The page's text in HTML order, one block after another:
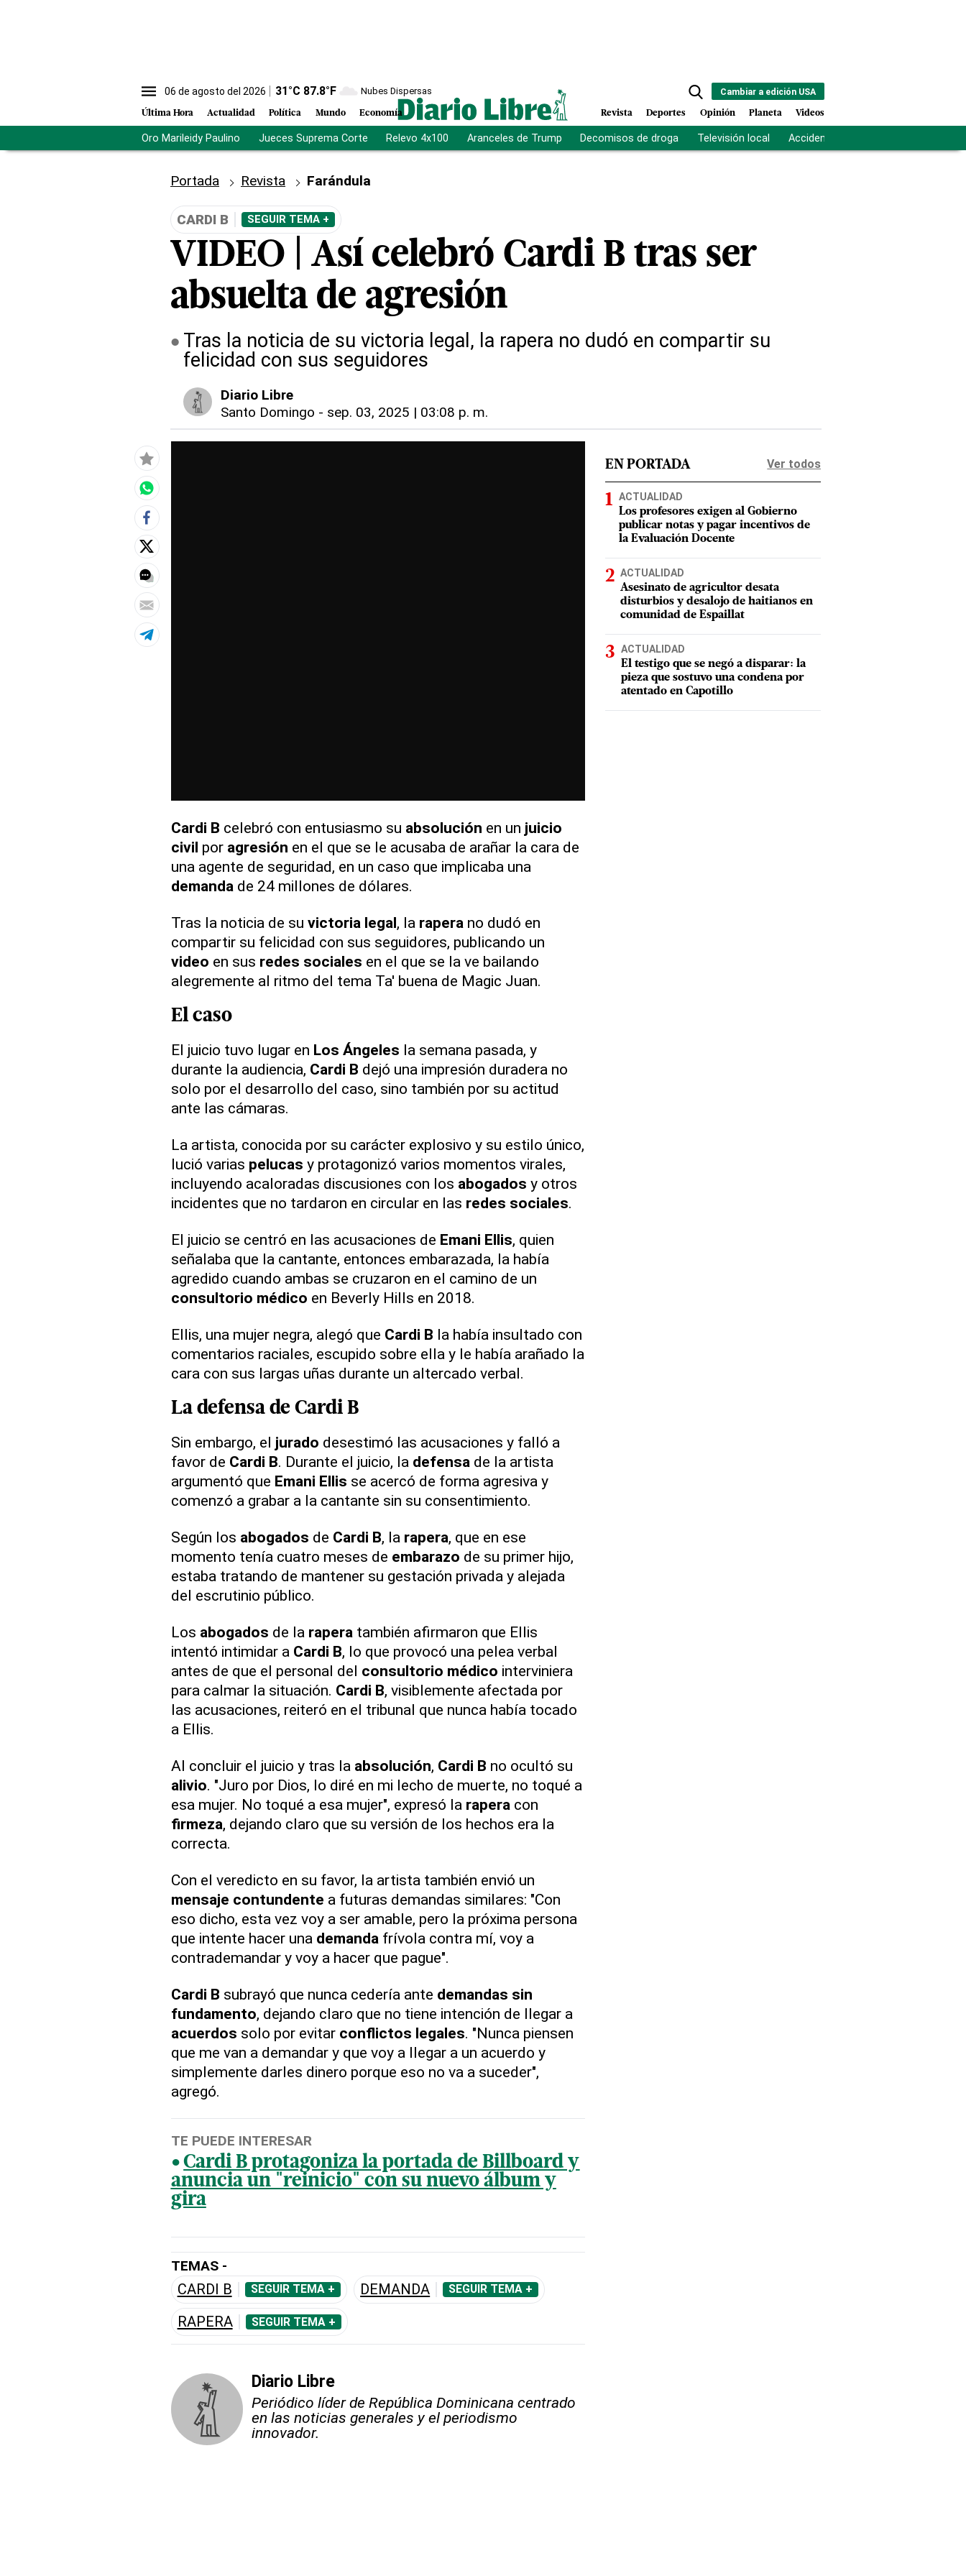
06 de agosto del 2026 31 °C 87.8°F Nubes Dispersas
Última Hora Actualidad Política Mundo Economía
Cambiar a edición USA
Revista Deportes Opinión Planeta Videos
Oro Marileidy Paulino Jueces Suprema Corte Relevo 4x100 Aranceles de Trump Decomisos de droga Televisión local Accidente Los Ríos
Portada Revista Farándula
CARDI B SEGUIR TEMA +
VIDEO | Así celebró Cardi B tras ser
absuelta de agresión
Tras la noticia de su victoria legal, la rapera no dudó en compartir su
felicidad con sus seguidores
Diario Libre
Santo Domingo - sep. 03, 2025 | 03:08 p. m.
Cardi B celebró con entusiasmo su absolución en un juicio
civil por agresión en el que se le acusaba de arañar la cara de
una agente de seguridad, en un caso que implicaba una
demandade 24 millones de dólares.
Tras la noticia de su victoria legal, la raperano dudó en
compartir su felicidad con sus seguidores, publicando un
video en sus redes sociales en el que se la ve bailando
alegremente al ritmo del tema Ta' buena de Magic Juan.
El caso
El juicio tuvo lugar en Los Ángeles la semana pasada, y
durante la audiencia, Cardi B dejó una impresión duradera no
solo por el desarrollo del caso, sino también por su actitud
ante las cámaras.
La artista, conocida por su carácter explosivo y su estilo único,
lució varias pelucas y protagonizó varios momentos virales,
incluyendo acaloradas discusiones con los abogados y otros
incidentes que no tardaron en circular en las redes sociales.
El juicio se centró en las acusaciones de Emani Ellis, quien
señalaba que la cantante, entonces embarazada, la había
agredido cuando ambas se cruzaron en el camino de un
consultorio médico en Beverly Hills en 2018.
Ellis, una mujer negra, alegó que Cardi B la había insultado con
comentarios raciales, escupido sobre ella y le había arañado la
cara con sus largas uñas durante un altercado verbal.
La defensade Cardi B
Sin embargo, el jurado desestimó las acusaciones y falló a
favor de Cardi B. Durante el juicio, la defensade la artista
argumentó que Emani Ellis se acercó de forma agresiva y
comenzó a grabar a la cantante sin su consentimiento.
Según los abogados de Cardi B, la rapera, que en ese
momento tenía cuatro meses de embarazo de su primer hijo,
estaba tratando de mantener su gestación privada y alejada
del escrutinio público.
Los abogados de la raperatambién afirmaron que Ellis
intentó intimidar a Cardi B, lo que provocó una pelea verbal
antes de que el personal del consultorio médico interviniera
para calmar la situación. Cardi B, visiblemente afectada por
las acusaciones, reiteró en el tribunal que nunca había tocado
a Ellis.
Al concluir el juicio y tras la absolución, Cardi B no ocultó su
alivio. "Juro por Dios, lo diré en mi lecho de muerte, no toqué a
esa mujer. No toqué a esa mujer", expresó la raperacon
firmeza, dejando claro que su versión de los hechos era la
correcta.
Con el veredicto en su favor, la artista también envió un
mensaje contundente a futuras demandas similares: "Con
eso dicho, esta vez voy a ser amable, pero la próxima persona
que intente hacer una demandafrívola contra mí, voy a
contrademandar y voy a hacer que pague".
Cardi B subrayó que nunca cedería ante demandas sin
fundamento, dejando claro que no tiene intención de llegar a
acuerdos solo por evitar conflictos legales. "Nunca piensen
que me van a demandar y que voy a llegar a un acuerdo y
simplemente darles dinero porque eso no va a suceder",
agregó.
TE PUEDE INTERESAR
Cardi B protagoniza la portada de Billboard y
anuncia un "reinicio" con su nuevo álbum y
gira
TEMAS -
CARDI B SEGUIR TEMA + DEMANDA SEGUIR TEMA +
RAPERA SEGUIR TEMA +
Diario Libre
Periódico líder de República Dominicana centrado
en las noticias generales y el periodismo
innovador.
EN PORTADA Ver todos
ACTUALIDAD
Los profesores exigen al Gobierno
publicar notas y pagar incentivos de
la Evaluación Docente
ACTUALIDAD
Asesinato de agricultor desata
disturbios y desalojo de haitianos en
comunidad de Espaillat
ACTUALIDAD
El testigo que se negó a disparar: la
pieza que sostuvo una condena por
atentado en Capotillo